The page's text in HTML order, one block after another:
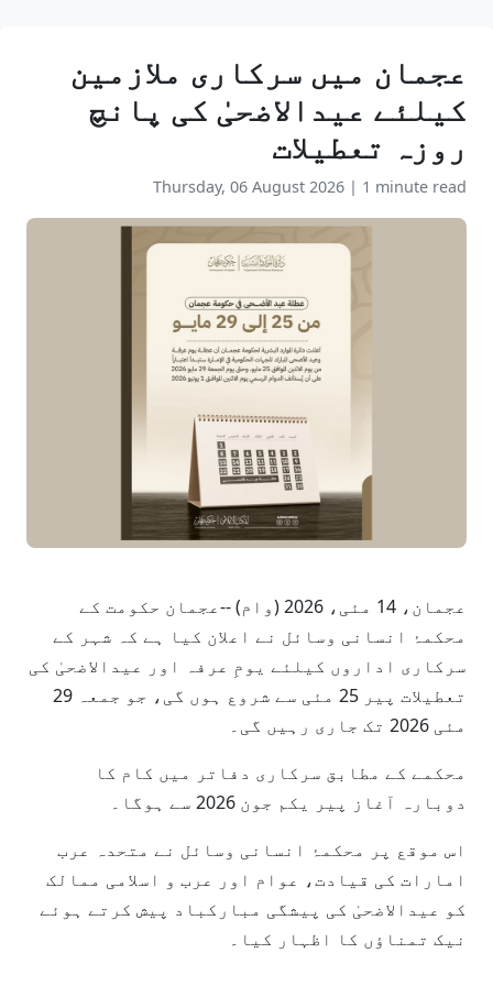
عجمان میں سرکاری ملازمین
کیلئے عیدالاضحیٰ کی پانچ
روزہ تعطیلات
Thursday, 06 August 2026 | 1 minute read
عجمان، 14 مئی، 2026 (وام) --عجمان حکومت کے
محکمۂ انسانی وسائل نے اعلان کیا ہے کہ شہر کے
سرکاری اداروں کیلئے یومِ عرفہ اور عیدالاضحیٰ کی
تعطیلات پیر 25 مئی سے شروع ہوں گی، جو جمعہ 29
مئی 2026 تک جاری رہیں گی۔
محکمے کے مطابق سرکاری دفاتر میں کام کا
دوبارہ آغاز پیر یکم جون 2026 سے ہوگا۔
اس موقع پر محکمۂ انسانی وسائل نے متحدہ عرب
امارات کی قیادت، عوام اور عرب و اسلامی ممالک
کو عیدالاضحیٰ کی پیشگی مبارکباد پیش کرتے ہوئے
نیک تمناؤں کا اظہار کیا۔